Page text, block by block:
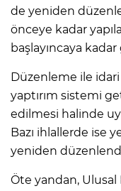
de yeniden
önceye kadar
başlayıncaya
Düzenleme ile
yaptırım sistemi
edilmesi halinde
Bazı ihlallerde ise
yeniden
Öte yandan,